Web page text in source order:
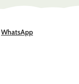
WhatsApp